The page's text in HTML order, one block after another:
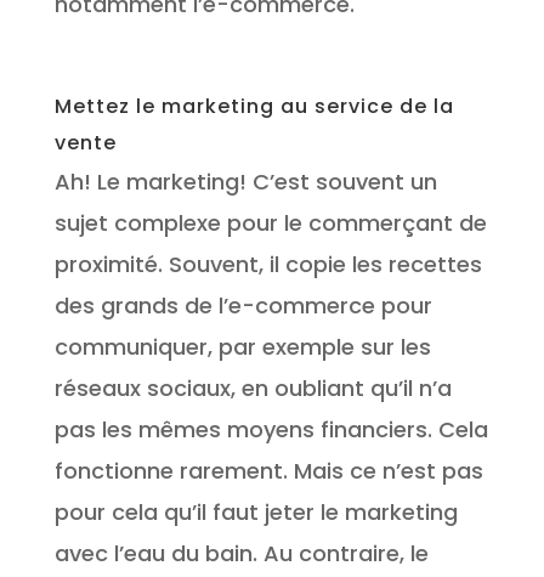
Mettez le marketing au service de la
vente
Ah! Le marketing! C’est souvent un
sujet complexe pour le commerçant de
proximité. Souvent, il copie les recettes
des grands de l’e-commerce pour
communiquer, par exemple sur les
réseaux sociaux, en oubliant qu’il n’a
pas les mêmes moyens financiers. Cela
fonctionne rarement. Mais ce n’est pas
pour cela qu’il faut jeter le marketing
avec l’eau du bain. Au contraire, le